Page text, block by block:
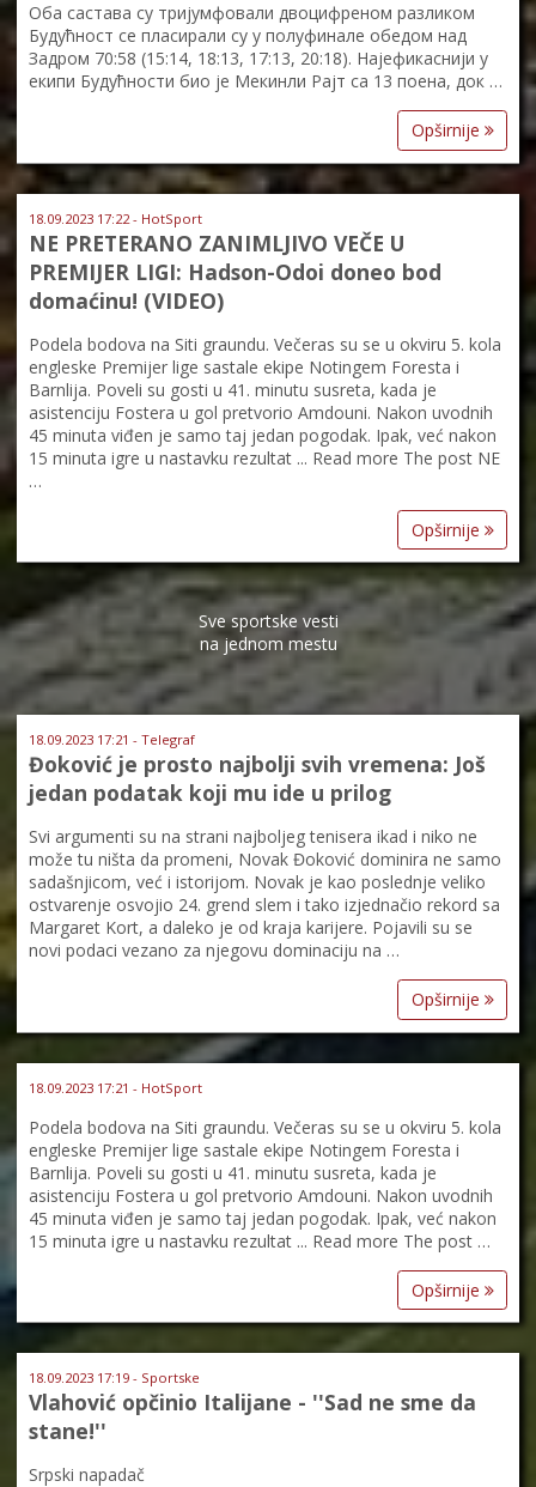
Оба састава су тријумфовали двоцифреном разликом
Будућност се пласирали су у полуфинале обедом над
Задром 70:58 (15:14, 18:13, 17:13, 20:18). Најефикаснији у
екипи Будућности био је Мекинли Рајт са 13 поена, док …
Opširnije
18.09.2023 17:22 - HotSport
NE PRETERANO ZANIMLJIVO VEČE U
PREMIJER LIGI: Hadson-Odoi doneo bod
domaćinu! (VIDEO)
Podela bodova na Siti graundu. Večeras su se u okviru 5. kola
engleske Premijer lige sastale ekipe Notingem Foresta i
Barnlija. Poveli su gosti u 41. minutu susreta, kada je
asistenciju Fostera u gol pretvorio Amdouni. Nakon uvodnih
45 minuta viđen je samo taj jedan pogodak. Ipak, već nakon
15 minuta igre u nastavku rezultat ... Read more The post NE
…
Opširnije
Sve sportske vesti
na jednom mestu
18.09.2023 17:21 - Telegraf
Đoković je prosto najbolji svih vremena: Još
jedan podatak koji mu ide u prilog
Svi argumenti su na strani najboljeg tenisera ikad i niko ne
može tu ništa da promeni, Novak Đoković dominira ne samo
sadašnjicom, već i istorijom. Novak je kao poslednje veliko
ostvarenje osvojio 24. grend slem i tako izjednačio rekord sa
Margaret Kort, a daleko je od kraja karijere. Pojavili su se
novi podaci vezano za njegovu dominaciju na …
Opširnije
18.09.2023 17:21 - HotSport
Podela bodova na Siti graundu. Večeras su se u okviru 5. kola
engleske Premijer lige sastale ekipe Notingem Foresta i
Barnlija. Poveli su gosti u 41. minutu susreta, kada je
asistenciju Fostera u gol pretvorio Amdouni. Nakon uvodnih
45 minuta viđen je samo taj jedan pogodak. Ipak, već nakon
15 minuta igre u nastavku rezultat ... Read more The post …
Opširnije
18.09.2023 17:19 - Sportske
Vlahović opčinio Italijane - ''Sad ne sme da
stane!''
Srpski napadač